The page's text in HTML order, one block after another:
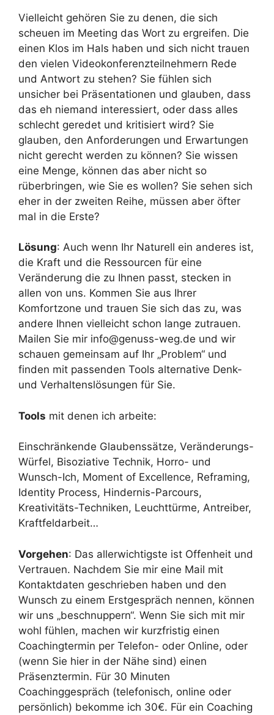
Vielleicht gehören Sie zu denen, die sich
scheuen im Meeting das Wort zu ergreifen. Die
einen Klos im Hals haben und sich nicht trauen
den vielen Videokonferenzteilnehmern Rede
und Antwort zu stehen? Sie fühlen sich
unsicher bei Präsentationen und glauben, dass
das eh niemand interessiert, oder dass alles
schlecht geredet und kritisiert wird? Sie
glauben, den Anforderungen und Erwartungen
nicht gerecht werden zu können? Sie wissen
eine Menge, können das aber nicht so
rüberbringen, wie Sie es wollen? Sie sehen sich
eher in der zweiten Reihe, müssen aber öfter
mal in die Erste?
Lösung: Auch wenn Ihr Naturell ein anderes ist,
die Kraft und die Ressourcen für eine
Veränderung die zu Ihnen passt, stecken in
allen von uns. Kommen Sie aus Ihrer
Komfortzone und trauen Sie sich das zu, was
andere Ihnen vielleicht schon lange zutrauen.
Mailen Sie mir info@genuss-weg.de und wir
schauen gemeinsam auf Ihr „Problem“ und
finden mit passenden Tools alternative Denk-
und Verhaltenslösungen für Sie.
Tools mit denen ich arbeite:
Einschränkende Glaubenssätze, Veränderungs-
Würfel, Bisoziative Technik, Horro- und
Wunsch-Ich, Moment of Excellence, Reframing,
Identity Process, Hindernis-Parcours,
Kreativitäts-Techniken, Leuchttürme, Antreiber,
Kraftfeldarbeit…
Vorgehen: Das allerwichtigste ist Offenheit und
Vertrauen. Nachdem Sie mir eine Mail mit
Kontaktdaten geschrieben haben und den
Wunsch zu einem Erstgespräch nennen, können
wir uns „beschnuppern“. Wenn Sie sich mit mir
wohl fühlen, machen wir kurzfristig einen
Coachingtermin per Telefon- oder Online, oder
(wenn Sie hier in der Nähe sind) einen
Präsenztermin. Für 30 Minuten
Coachinggespräch (telefonisch, online oder
persönlich) bekomme ich 30€. Für ein Coaching